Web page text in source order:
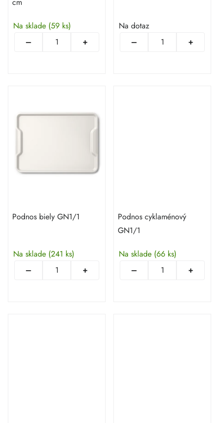
Na sklade (59 ks) Na dotaz
Podnos biely GN1/1
Na sklade (241 ks)
Podnos cyklaménový
GN1/1
Na sklade (66 ks)